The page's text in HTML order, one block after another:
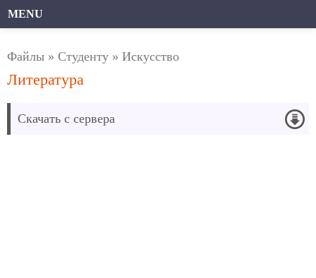
MENU
Файлы » Студенту » Искусство
Литература
Скачать с сервера